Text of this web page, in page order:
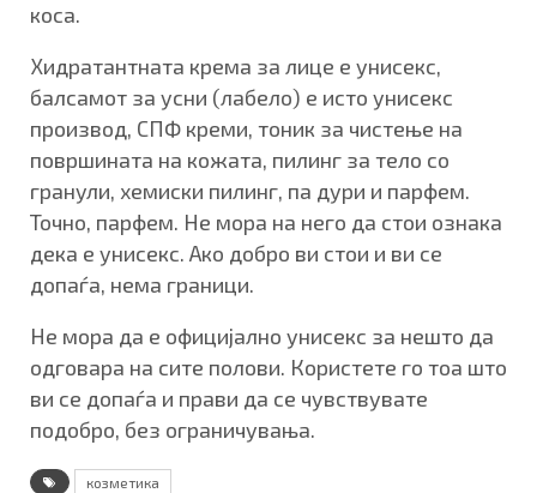
коса.
Хидратантната крема за лице е унисекс,
балсамот за усни (лабело) е исто унисекс
производ, СПФ креми, тоник за чистење на
површината на кожата, пилинг за тело со
гранули, хемиски пилинг, па дури и парфем.
Точно, парфем. Не мора на него да стои ознака
дека е унисекс. Ако добро ви стои и ви се
допаѓа, нема граници.
Не мора да е официјално унисекс за нешто да
одговара на сите полови. Користете го тоа што
ви се допаѓа и прави да се чувствувате
подобро, без ограничувања.
козметика